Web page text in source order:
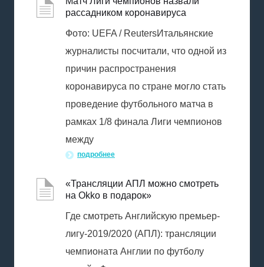
рассадником коронавируса
Фото: UEFA / ReutersИтальянские
журналисты посчитали, что одной из
причин распространения
коронавируса по стране могло стать
проведение футбольного матча в
рамках 1/8 финала Лиги чемпионов
между
подробнее
«Трансляции АПЛ можно смотреть
на Okko в подарок»
Где смотреть Английскую премьер-
лигу-2019/2020 (АПЛ): трансляции
чемпионата Англии по футболу